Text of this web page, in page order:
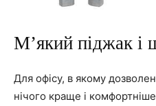
М’який піджак і
Для офісу, в якому
нічого краще і